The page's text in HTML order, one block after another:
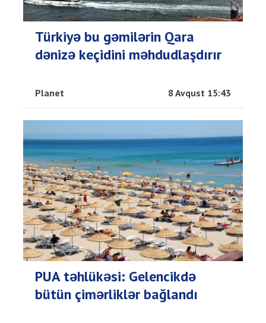
Türkiyə bu gəmilərin Qara
dənizə keçidini məhdudlaşdırır
Planet 8 Avqust 15:43
PUA təhlükəsi: Gelencikdə
bütün çimərliklər bağlandı